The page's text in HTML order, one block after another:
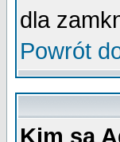
dla
Powrót
Kim są